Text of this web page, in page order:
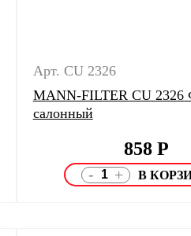
Арт. CU 2326
MANN-FILTER CU 2326
салонный
858Р
- +